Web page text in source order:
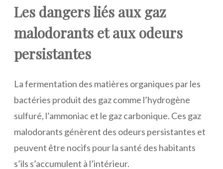
Les dangers liés aux gaz
malodorants et aux odeurs
persistantes
La fermentation des matières organiques par les
bactéries produit des gaz comme l’hydrogène
sulfuré, l’ammoniac et le gaz carbonique. Ces gaz
malodorants génèrent des odeurs persistantes et
peuvent être nocifs pour la santé des habitants
s’ils s’accumulent à l’intérieur.